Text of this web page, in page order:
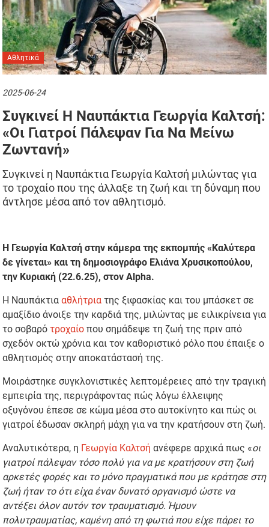
Αθλητικά
2025-06-24
Συγκινεί Η Ναυπάκτια Γεωργία Καλτσή:
«Οι Γιατροί Πάλεψαν Για Να Μείνω
Ζωντανή»
Συγκινεί η Ναυπάκτια Γεωργία Καλτσή μιλώντας για
το τροχαίο που της άλλαξε τη ζωή και τη δύναμη που
άντλησε μέσα από τον αθλητισμό.
Η Γεωργία Καλτσή στην κάμερα της εκπομπής «Καλύτερα
δε γίνεται» και τη δημοσιογράφο Ελιάνα Χρυσικοπούλου,
την Κυριακή (22.6.25), στον Alpha.
Η Ναυπάκτιααθλήτρια της ξιφασκίας και του μπάσκετ σε
αμαξίδιο άνοιξε την καρδιά της, μιλώντας με ειλικρίνεια για
το σοβαρότροχαίο που σημάδεψε τη ζωή της πριν από
σχεδόν οκτώ χρόνια και τον καθοριστικό ρόλο που έπαιξε ο
αθλητισμός στην αποκατάστασή της.
Μοιράστηκε συγκλονιστικές λεπτομέρειες από την τραγική
εμπειρία της, περιγράφοντας πώς λόγω έλλειψης
οξυγόνου έπεσε σε κώμα μέσα στο αυτοκίνητο και πώς οι
γιατροί έδωσαν σκληρή μάχη για να την κρατήσουν στη ζωή.
Αναλυτικότερα, η Γεωργία Καλτσή ανέφερε αρχικά πως «οι
γιατροί πάλεψαν τόσο πολύ για να με κρατήσουν στη ζωή
αρκετές φορές και το μόνο πραγματικά που με κράτησε στη
ζωή ήταν το ότι είχα έναν δυνατό οργανισμό ώστε να
αντέξει όλον αυτόν τον τραυματισμό. Ήμουν
πολυτραυματίας, καμένη από τη φωτιά που είχε πάρει το